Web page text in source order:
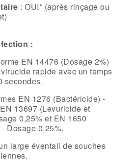
: OUI* (après rinçage ou
:
EN 14476 (Dosage 2%)
rapide avec un temps
secondes.
EN 1276 (Bactéricide) -
13697 (Levuricide et
0,25% et EN 1650
Dosage 0,25%.
large éventail de souches